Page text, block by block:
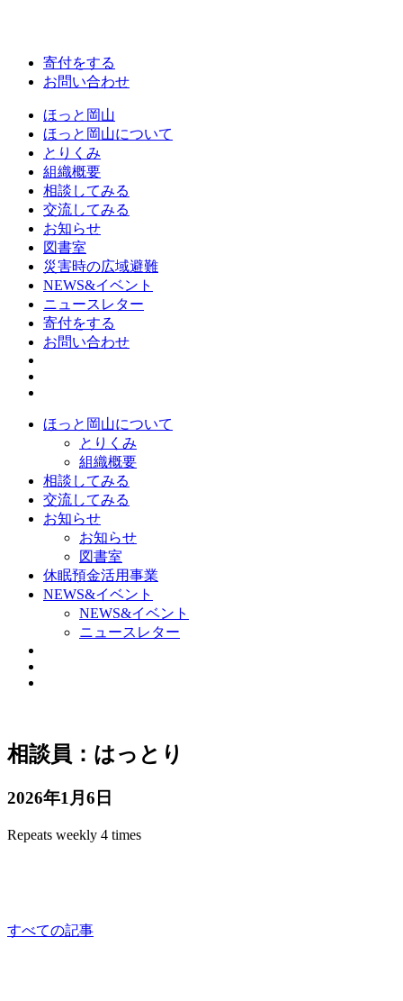
寄付をする
お問い合わせ
ほっと岡山
ほっと岡山について
とりくみ
組織概要
相談してみる
交流してみる
お知らせ
図書室
災害時の広域避難
NEWS&イベント
ニュースレター
寄付をする
お問い合わせ
ほっと岡山について
とりくみ
組織概要
相談してみる
交流してみる
お知らせ
お知らせ
図書室
休眠預金活用事業
NEWS&イベント
NEWS&イベント
ニュースレター
相談員：はっとり
2026年1月6日
Repeats weekly 4 times
すべての記事